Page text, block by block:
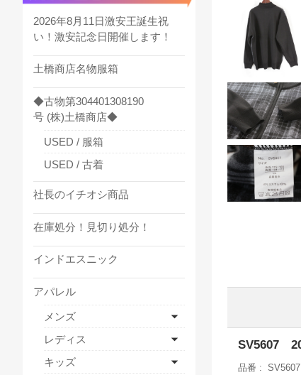
SV5607
品番 SV5607
2026年8月11日激安王誕生祝
い！激安記念日開催します！
土橋商店名物服箱
◆古物第304401308190
号 (株)土橋商店◆
USED / 服箱
USED / 古着
社長のイチオシ商品
在庫処分！見切り処分！
インドエスニック
アパレル
メンズ
レディス
キッズ